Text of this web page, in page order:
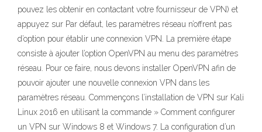
pouvez les obtenir en contactant votre fournisseur de VPN) et
appuyez sur Par défaut, les paramètres réseau n’offrent pas
d’option pour établir une connexion VPN. La première étape
consiste à ajouter l’option OpenVPN au menu des paramètres
réseau. Pour ce faire, nous devons installer OpenVPN afin de
pouvoir ajouter une nouvelle connexion VPN dans les
paramètres réseau. Commençons l’installation de VPN sur Kali
Linux 2016 en utilisant la commande » Comment configurer
un VPN sur Windows 8 et Windows 7. La configuration d’un